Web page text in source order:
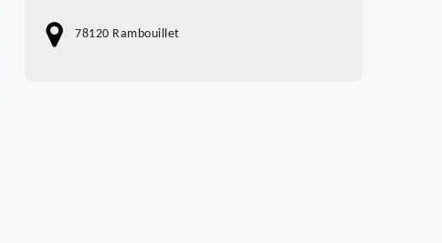
78120 Rambouillet